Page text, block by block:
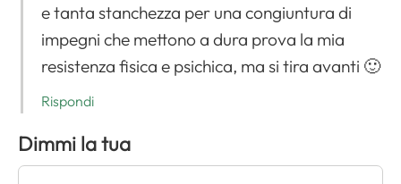
e tanta stanchezza per una congiuntura di
impegni che mettono a dura prova la mia
resistenza fisica e psichica, ma si tira avanti 🙂
Rispondi
Dimmi la tua